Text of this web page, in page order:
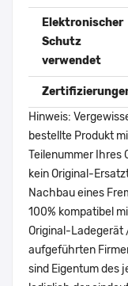
Elektronischer
Schutz
verwendet
Hinweis:
bestellte Produkt
Teilenummer Ihres
kein Original-
Nachbau eines
100% kompatibel
Original-Ladegerät
aufgeführten
sind Eigentum des